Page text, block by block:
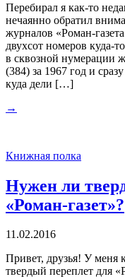
Перебирал я как-то
нечаянно обратил
журналов «Роман-
двухсот номеров куда-
в сквозной нумерации
(384) за 1967 год и
куда дели […]
→
Книжная полка
Нужен ли
«Роман-газет»?
11.02.2016
Привет, друзья! У меня
твердый переплет для